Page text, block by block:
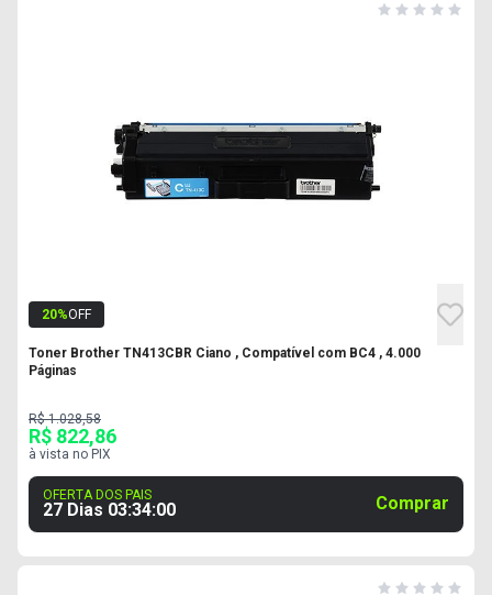
20%OFF
Toner Brother TN413CBR Ciano , Compatível com BC4 , 4.000
Páginas
R$ 1.028,58
R$ 822,86
à vista no PIX
OFERTA DOS PAIS
27 Dias 03:33:59 Comprar